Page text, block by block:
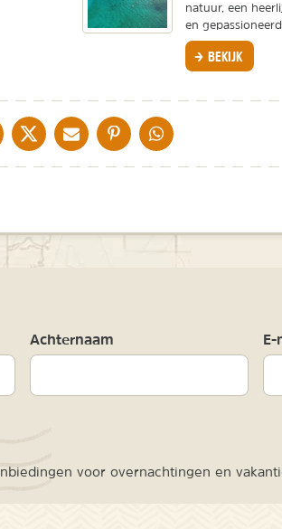
natuur, een
en
BEKIJK
OP FACEBOOK
DELEN OP XDELEN VIA DE MAIL
DELEN OP PINTEREST
DELEN OP WHATSAPP
Achternaam E-
voor overnachtingen en